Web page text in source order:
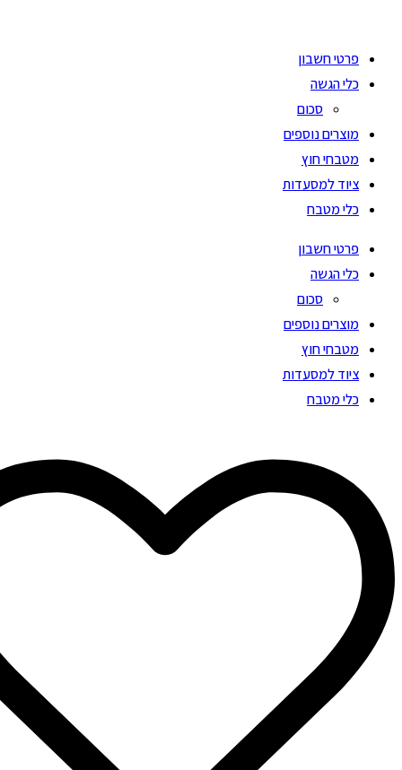
content
פרטי חשבון
כלי הגשה
סכום
מוצרים נוספים
מטבחי חוץ
ציוד למסעדות
כלי מטבח
פרטי חשבון
כלי הגשה
סכום
מוצרים נוספים
מטבחי חוץ
ציוד למסעדות
כלי מטבח